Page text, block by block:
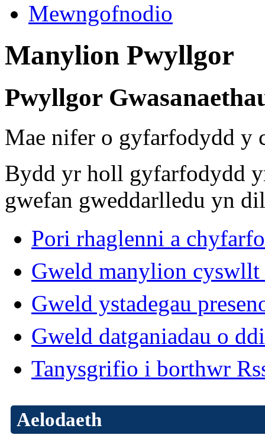
Mewngofnodio
Manylion Pwyllgor
Pwyllgor
Mae nifer o gyfarfodydd y
Bydd yr holl gyfarfodydd
gwefan gweddarlledu yn
Pori rhaglenni a
Gweld manylion
Gweld ystadegau
Gweld datganiadau o
Tanysgrifio i borthwr
Aelodaeth